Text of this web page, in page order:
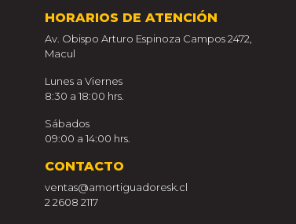
HORARIOS DE ATENCIÓN
Av. Obispo Arturo Espinoza Campos 2472,
Macul
Lunes a Viernes
8:30 a 18:00 hrs.
Sábados
09:00 a 14:00 hrs.
CONTACTO
ventas@amortiguadoresk.cl
2 2608 2117